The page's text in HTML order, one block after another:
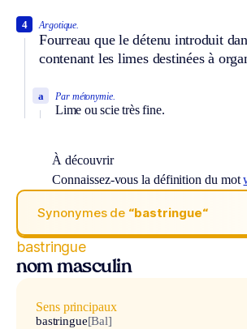
Argotique.
Fourreau que le détenu introduit
contenant les limes destinées à
4
Par métonymie.
Lime ou scie très fine.
a
À découvrir
Connaissez-vous la définition du mot
Synonymes de “bastringue“
bastringue
nom masculin
Sens principaux
bastringue[Bal]